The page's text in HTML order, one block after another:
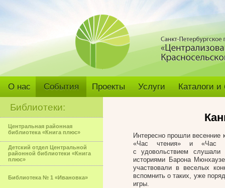
О нас События Проекты Услуги Каталоги
Библиотеки:
Центральная районная
библиотека «Книга плюс»
Детский отдел Центральной
районной библиотеки «Книга
плюс»
Библиотека № 1 «Ивановка»
Интересно прошли
«Час чтения» и «Час
с удовольствием
историями Барона
участвовали в веселых
вспомнить о таких, уже
игры.